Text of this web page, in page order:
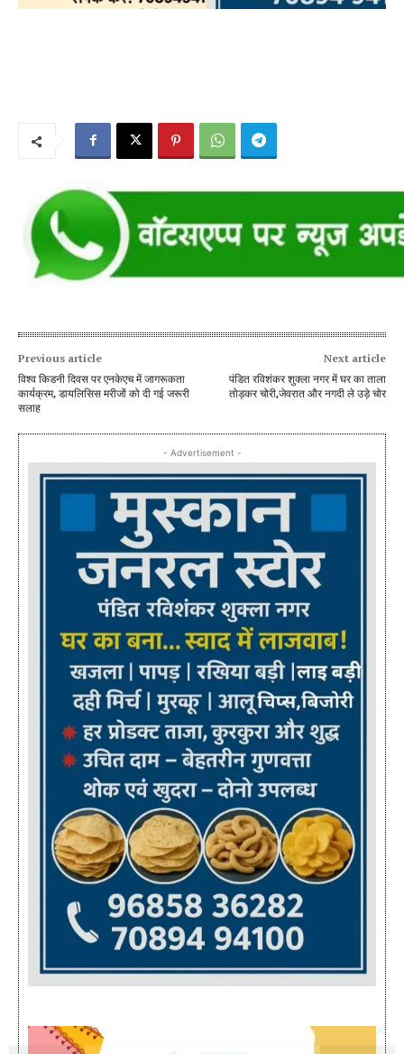
Previous article
विश्व किडनी दिवस पर एनकेएच में जागरूकता
कार्यक्रम, डायलिसिस मरीजों को दी गई जरूरी
सलाह
Next article
पंडित रविशंकर शुक्ला नगर में घर का ताला
तोड़कर चोरी,जेवरात और नगदी ले उड़े चोर
- Advertisement -